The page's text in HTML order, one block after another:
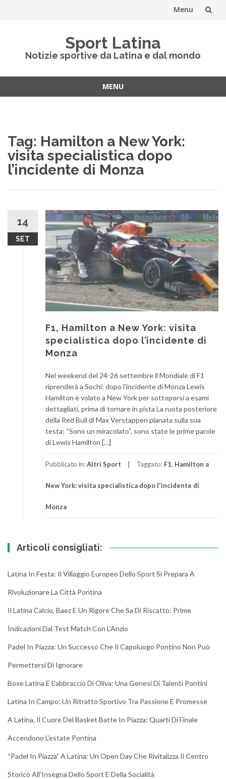
Menu
Sport Latina
Notizie sportive da Latina e dal mondo
MENU
Tag: Hamilton a New York:
visita specialistica dopo
l’incidente di Monza
14
SET
F1, Hamilton a New York: visita
specialistica dopo l’incidente di
Monza
Nel weekend del 24-26 settembre il Mondiale di F1
riprenderà a Sochi: dopo l’incidente di Monza Lewis
Hamilton è volato a New York per sottoporsi a esami
dettagliati, prima di tornare in pista La ruota posteriore
della Red Bull di Max Verstappen planata sulla sua
testa: “Sono un miracolato“, sono state le prime parole
di Lewis Hamilton […]
Pubblicato in:Altri Sport Taggato: F1, Hamilton a
New York: visita specialistica dopo l'incidente di
Monza
Articoli consigliati:
Latina In Festa: Il Villaggio Europeo Dello Sport Si Prepara A
Rivoluzionare La Città Pontina
Il Latina Calcio, Baez E Un Rigore Che Sa Di Riscatto: Prime
Indicazioni Dal Test Match Con L’Anzio
Padel In Piazza: Un Successo Che Il Capoluogo Pontino Non Può
Permettersi Di Ignorare
Boxe Latina E L’abbraccio Di Oliva: Una Genesi Di Talenti Pontini
Latina In Campo: Un Ritratto Sportivo Tra Passione E Promesse
A Latina, Il Cuore Del Basket Batte In Piazza: Quarti Di Finale
Accendono L’estate Pontina
“Padel In Piazza” A Latina: Un Open Day Che Rivitalizza Il Centro
Storico All’Insegna Dello Sport E Della Socialità